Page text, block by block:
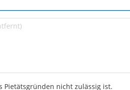
Pietätsgründen nicht zulässig ist.